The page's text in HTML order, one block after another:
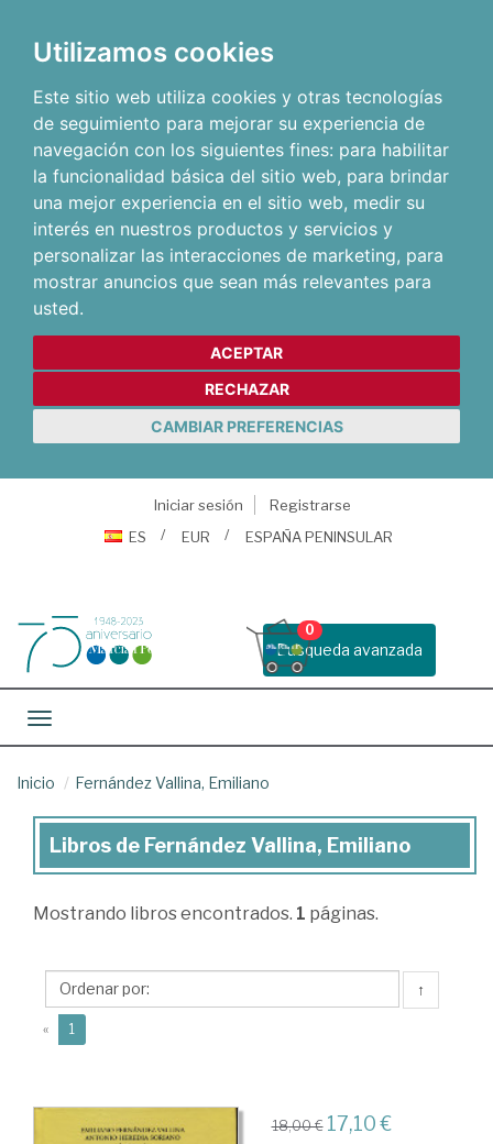
Utilizamos cookies
Este sitio web utiliza cookies y otras tecnologías
de seguimiento para mejorar su experiencia de
navegación con los siguientes fines: para habilitar
la funcionalidad básica del sitio web, para brindar
una mejor experiencia en el sitio web, medir su
interés en nuestros productos y servicios y
personalizar las interacciones de marketing, para
mostrar anuncios que sean más relevantes para
usted.
ACEPTAR
RECHAZAR
CAMBIAR PREFERENCIAS
Iniciar sesión
Registrarse
ES
EUR ESPAÑA PENINSULAR
Busqueda avanzada
0
Toggle navigation
Inicio Fernández Vallina, Emiliano
Libros
Fernández
Emiliano
Libros de Fernández Vallina, Emiliano
Mostrando libros encontrados. 1 páginas.
↑
« 1
18,00 € 17,10 €